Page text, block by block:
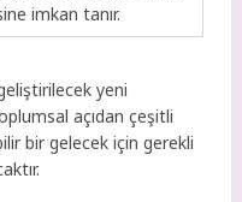
imkan tanır.
yeni
açıdan çeşitli
bir gelecek için gerekli